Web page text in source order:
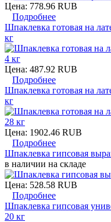
Цена: 778.96 RUB
Подробнее
Шпаклевка готовая на
кг
Цена: 487.92 RUB
Подробнее
Шпаклевка готовая на
кг
Цена: 1902.46 RUB
Подробнее
Шпаклевка гипсовая
в наличии на складе
Цена: 528.58 RUB
Подробнее
Шпаклевка гипсовая
20 кг